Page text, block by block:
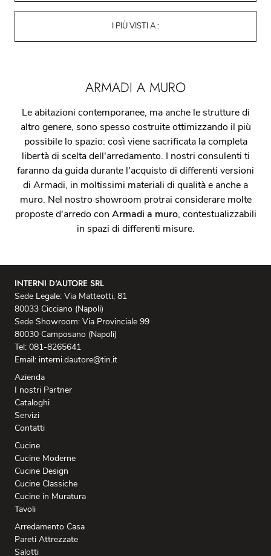
I PIÙ VISTI A :
ARMADI A MURO
Le abitazioni contemporanee, ma anche le strutture di
altro genere, sono spesso costruite ottimizzando il più
possibile lo spazio: così viene sacrificata la completa
libertà di scelta dell'arredamento. I nostri consulenti ti
faranno da guida durante l'acquisto di differenti versioni
di Armadi, in moltissimi materiali di qualità e anche a
muro. Nel nostro showroom protrai considerare molte
proposte d'arredo con Armadi a muro, contestualizzabili
in spazi di differenti misure.
INTERNI D'AUTORE SRL
Sede Legale: Via Matteotti, 81
80033 Cicciano (Napoli)
Sede Showroom: Via Provinciale 99
80030 Camposano (Napoli)
Tel: 081-8265641
Email: interni.dautore@tin.it
Azienda
I nostri Partner
Cataloghi
Servizi
Contatti
Cucine
Cucine Moderne
Cucine Design
Cucine Classiche
Cucine in Muratura
Tavoli
Arredamento Casa
Pareti Attrezzate
Salotti